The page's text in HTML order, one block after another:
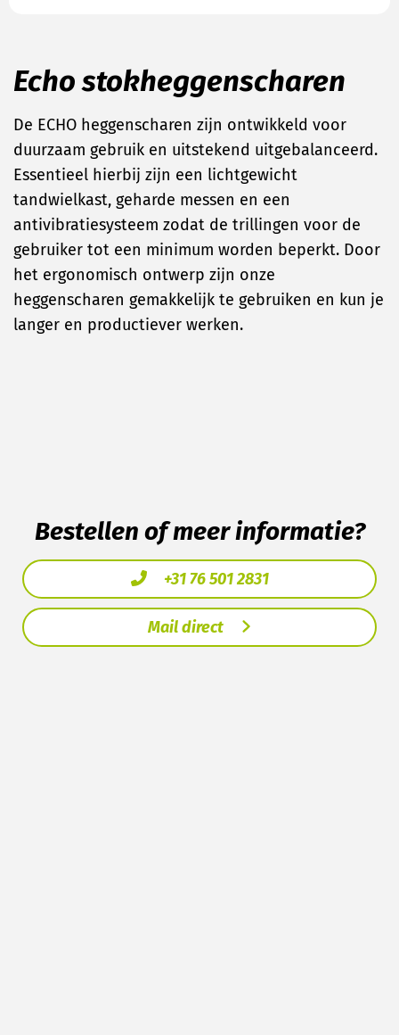
Echo stokheggenscharen
De ECHO heggenscharen zijn ontwikkeld voor
duurzaam gebruik en uitstekend uitgebalanceerd.
Essentieel hierbij zijn een lichtgewicht
tandwielkast, geharde messen en een
antivibratiesysteem zodat de trillingen voor de
gebruiker tot een minimum worden beperkt. Door
het ergonomisch ontwerp zijn onze
heggenscharen gemakkelijk te gebruiken en kun je
langer en productiever werken.
Bestellen of meer informatie?
+31 76 501 2831
Mail direct